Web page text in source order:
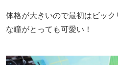
体格が大きいので最初はビッ
な瞳がとっても可愛い！